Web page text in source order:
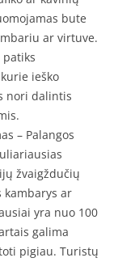
bute
ar virtuve.
patiks
ieško
nori dalintis
– Palangos
žvaigždučių
kambarys ar
yra nuo 100
galima
pigiau. Turistų